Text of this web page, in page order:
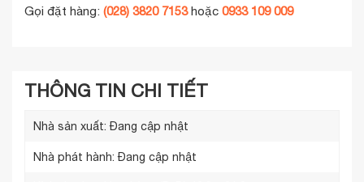
Gọi đặt hàng: (028) 3820 7153hoặc 0933 109 009
THÔNG TIN CHI TIẾT
Nhà sản xuất:Đang cập nhật
Nhà phát hành:Đang cập nhật